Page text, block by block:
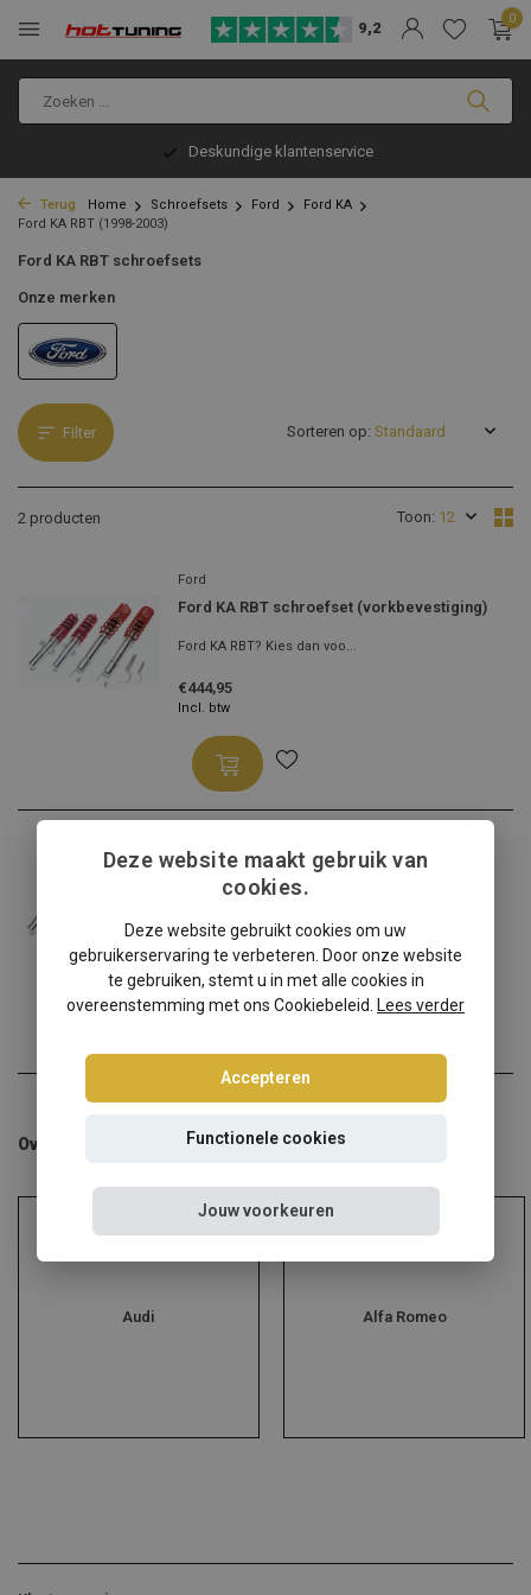
9,2
0
Deskundige klantenservice
Terug Home Schroefsets Ford
Ford KA
Ford KA RBT (1998-2003)
Ford KA RBT schroefsets
Onze merken
Filter
2 producten Toon:
Sorteren op:
Ford
Ford KA RBT schroefset (vorkbevestiging)
Ford KA RBT? Kies dan voo...
€444,95
Incl. btw
Ford KA RBT schroefset (oogbevestiging)
€444,95
Incl. btw
Overige categorieën in Schroefsets
Audi Alfa Romeo
Deze website maakt gebruik van
cookies.
Deze website gebruikt cookies om uw
gebruikerservaring te verbeteren. Door onze website
te gebruiken, stemt u in met alle cookies in
overeenstemming met ons Cookiebeleid.
Lees verder
Accepteren
Functionele cookies
Jouw voorkeuren